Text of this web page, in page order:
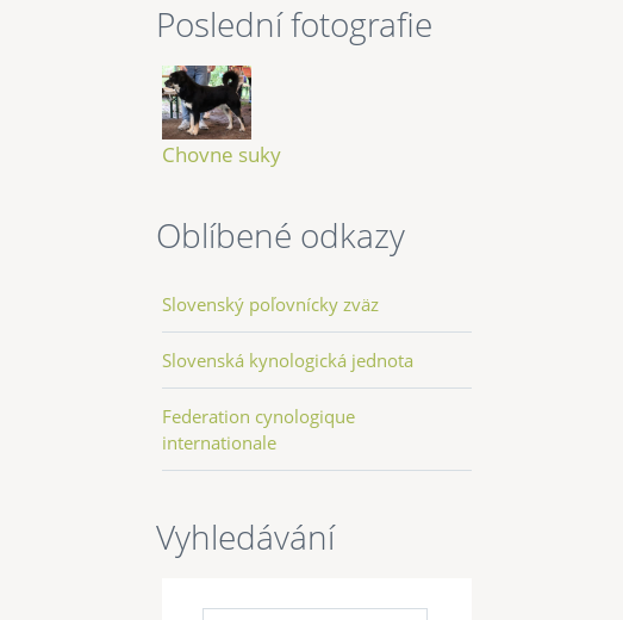
Poslední fotografie
Chovne suky
Oblíbené odkazy
Slovenský poľovnícky zväz
Slovenská kynologická jednota
Federation cynologique
internationale
Vyhledávání